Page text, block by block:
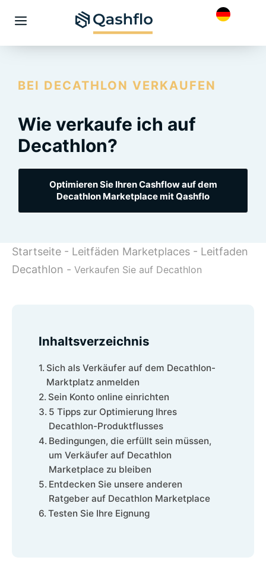
Menü
BEI DECATHLON VERKAUFEN
Wie verkaufe ich auf
Decathlon?
Optimieren Sie Ihren Cashflow auf dem
Decathlon Marketplace mit Qashflo
Startseite - Leitfäden Marketplaces - Leitfaden
Decathlon - Verkaufen Sie auf Decathlon
Inhaltsverzeichnis
Sich als Verkäufer auf dem Decathlon-
Marktplatz anmelden
Sein Konto online einrichten
5 Tipps zur Optimierung Ihres
Decathlon-Produktflusses
Bedingungen, die erfüllt sein müssen,
um Verkäufer auf Decathlon
Marketplace zu bleiben
Entdecken Sie unsere anderen
Ratgeber auf Decathlon Marketplace
Testen Sie Ihre Eignung